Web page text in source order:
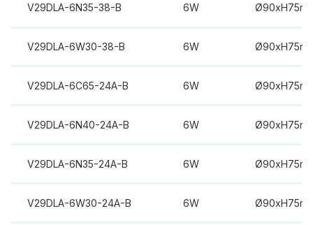
V29DLA-6N35-38-B 6W
V29DLA-6W30-38-B 6W
V29DLA-6C65-24A-B 6W
V29DLA-6N40-24A-B 6W
V29DLA-6N35-24A-B 6W
V29DLA-6W30-24A-B 6W